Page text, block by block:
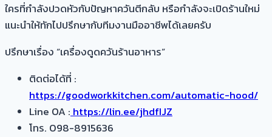
ใครที่กำลังปวดหัวกับปัญหาควันตีกลับ หรือกำลังจะเปิดร้านใหม่
แนะนำให้ทักไปปรึกษากับทีมงานมืออาชีพได้เลยครับ
ปรึกษาเรื่อง “เครื่องดูดควันร้านอาหาร”
ติดต่อได้ที่ :
https://goodworkkitchen.com/automatic-hood/
Line OA :https://lin.ee/jhdfIJZ
โทร. 098-8915636